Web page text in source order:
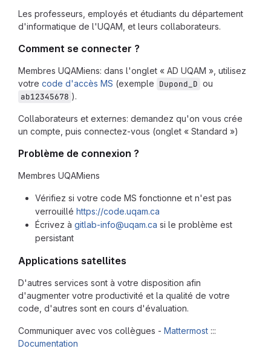
Les professeurs, employés et étudiants du département
d'informatique de l'UQAM, et leurs collaborateurs.
Comment se connecter ?
Membres UQAMiens: dans l'onglet « AD UQAM », utilisez
votre code d'accès MS (exemple Dupond_D ou
ab12345678 ).
Collaborateurs et externes: demandez qu'on vous crée
un compte, puis connectez-vous (onglet « Standard »)
Problème de connexion ?
Membres UQAMiens
Vérifiez si votre code MS fonctionne et n'est pas
verrouillé https://code.uqam.ca
Écrivez à gitlab-info@uqam.ca si le problème est
persistant
Applications satellites
D'autres services sont à votre disposition afin
d'augmenter votre productivité et la qualité de votre
code, d'autres sont en cours d'évaluation.
Communiquer avec vos collègues - Mattermost :::
Documentation